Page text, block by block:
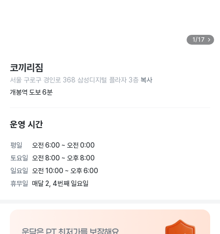
1/17
코끼리짐
서울 구로구 경인로 368 삼성디지털 플라자 3층 복사
개봉역 도보 6분
운영 시간
평일
오전 6:00 ~ 오전 0:00
토요일
오전 8:00 ~ 오후 8:00
일요일
오전 10:00 ~ 오후 6:00
휴무일
매달 2, 4번째 일요일